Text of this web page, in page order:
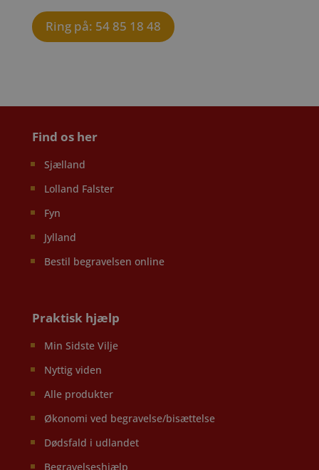
Ring på: 54 85 18 48
Find os her
Sjælland
Lolland Falster
Fyn
Jylland
Bestil begravelsen online
Praktisk hjælp
Min Sidste Vilje
Nyttig viden
Alle produkter
Økonomi ved begravelse/bisættelse
Dødsfald i udlandet
Begravelseshjælp